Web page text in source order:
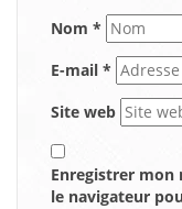
Nom *
E-mail *
Site web
Enregistrer mon
le navigateur